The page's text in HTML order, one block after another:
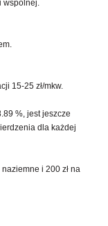
15-25 zł/mkw.
%, jest jeszcze
dla każdej
i 200 zł na